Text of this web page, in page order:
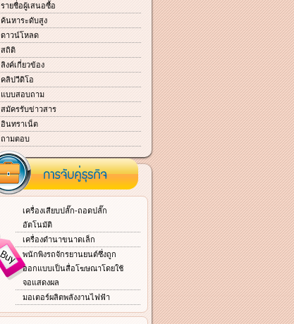
รายชื่อผู้เสนอซื้อ
ค้นหาระดับสูง
ดาวน์โหลด
สถิติ
ลิงค์เกี่ยวข้อง
คลิปวีดิโอ
แบบสอบถาม
สมัครรับข่าวสาร
อินทราเน็ต
ถามตอบ
เครื่องเสียบปลั๊ก-ถอดปลั๊ก
อัตโนมัติ
เครื่องดำนาขนาดเล็ก
พนักพิงรถจักรยานยนต์ซึ่งถูก
ออกแบบเป็นสื่อโฆษณาโดยใช้
จอแสดงผล
มอเตอร์ผลิตพลังงานไฟฟ้า